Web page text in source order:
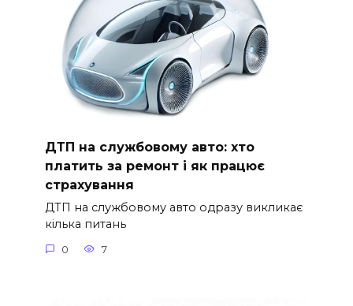
ДТП на службовому авто: хто
платить за ремонт і як працює
страхування
ДТП на службовому авто одразу викликає
кілька питань
0 7